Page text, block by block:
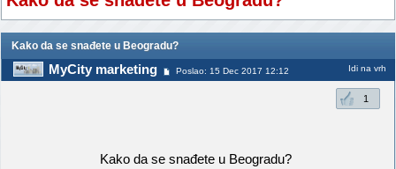
Kako da se snađete u Beogradu?
MyCity marketing Poslao: 15 Dec 2017 12:12 Idi na vrh
1
Kako da se snađete u Beogradu?